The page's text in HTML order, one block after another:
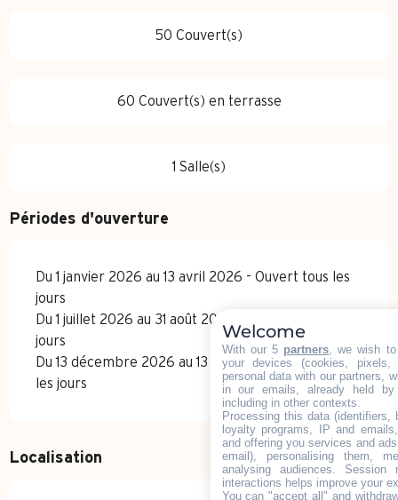
50 Couvert(s)
60 Couvert(s) en terrasse
1 Salle(s)
Périodes d'ouverture
Du 1 janvier 2026 au 13 avril 2026 - Ouvert tous les
jours
Du 1 juillet 2026 au 31 août 2026 - Ouvert tous les
jours
Du 13 décembre 2026 au 13 avril 2027 - Ouvert tous
les jours
Localisation
Welcome
With our 5 partners , we wish
your devices (cookies,
personal data with our partners,
in our emails, already held
including in other contexts.
Processing this data (identifiers,
loyalty programs, IP and
and offering you services and
email), personalising them,
analysing audiences.
interactions helps improve your
You can "accept all" and